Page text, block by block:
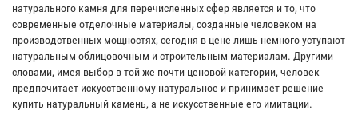
натурального камня для перечисленных сфер является и то, что
современные отделочные материалы, созданные человеком на
производственных мощностях, сегодня в цене лишь немного уступают
натуральным облицовочным и строительным материалам. Другими
словами, имея выбор в той же почти ценовой категории, человек
предпочитает искусственному натуральное и принимает решение
купить натуральный камень, а не искусственные его имитации.